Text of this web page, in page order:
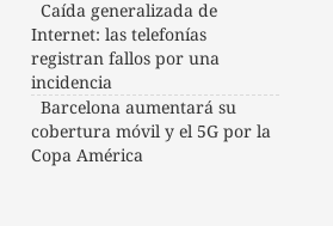
Caída generalizada de
Internet: las telefonías
registran fallos por una
incidencia
Barcelona aumentará su
cobertura móvil y el 5G por la
Copa América